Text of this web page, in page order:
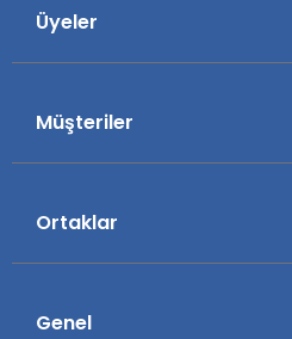
Üyeler
Müşteriler
Ortaklar
Genel